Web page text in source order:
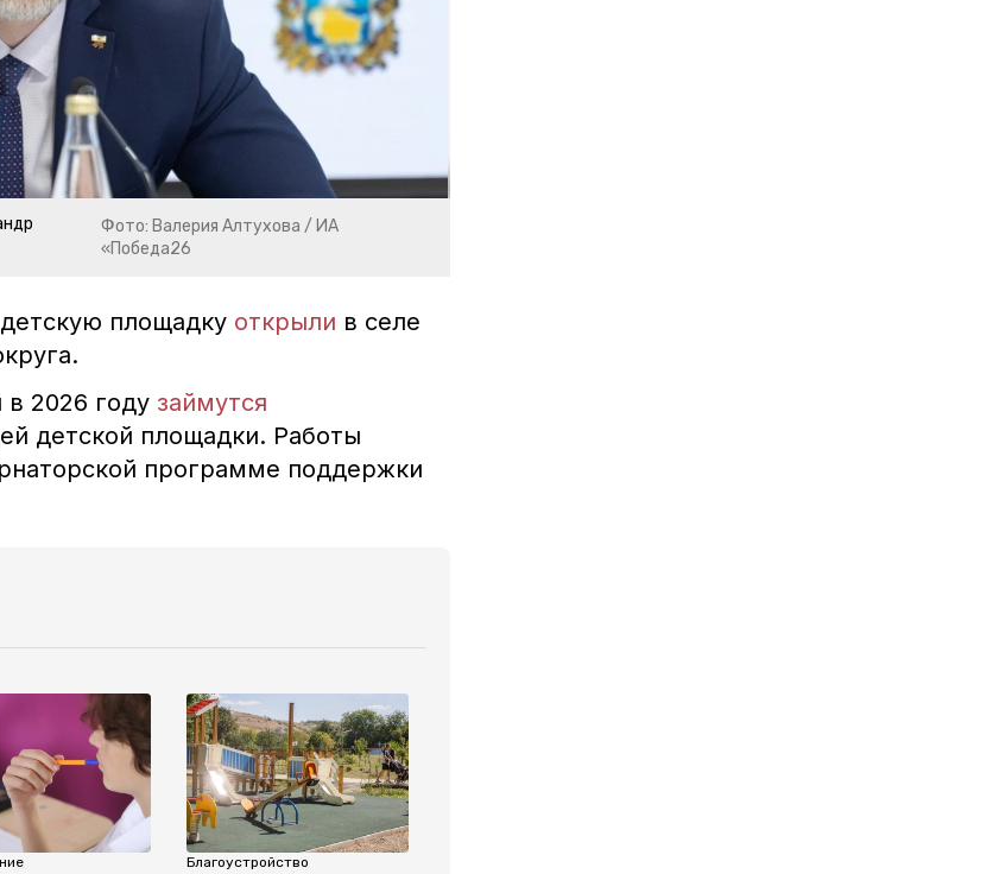
Фото: Валерия Алтухова / ИА
«Победа26
етскую площадку открыли в селе
в 2026 году займутся
детской площадки. Работы
программе поддержки
Благоустройство